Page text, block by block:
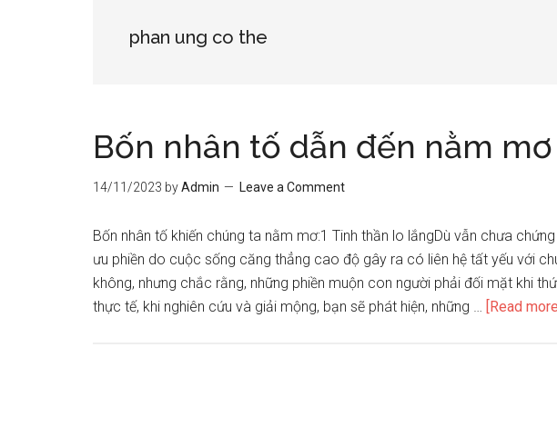
phan ung co the
Bốn nhân tố dẫn đến nằm mơ
14/11/2023 byAdmin Leave a Comment
Bốn nhân tố khiến chúng ta nằm mơ:1 Tinh thần lo lắngDù vẫn chưa
ưu phiền do cuộc sống căng thẳng cao độ gây ra có liên hệ tất yếu với
không, nhưng chắc rằng, những phiền muộn con người phải đối mặt khi
thực tế, khi nghiên cứu và giải mộng, bạn sẽ phát hiện, những … [Read